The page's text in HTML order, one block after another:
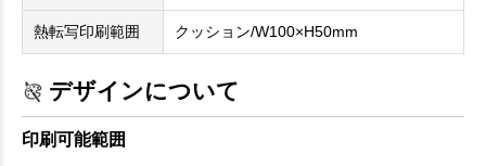
熱転写印刷範囲 クッション/W100×H50mm
デザインについて
印刷可能範囲